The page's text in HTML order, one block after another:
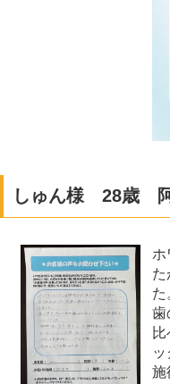
しゅん様 28歳
ホ
た
た
歯
ッ
施